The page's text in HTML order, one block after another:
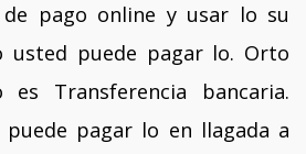
pago online y usar lo su
usted puede pagar lo. Orto
Transferencia bancaria.
puede pagar lo en llagada a